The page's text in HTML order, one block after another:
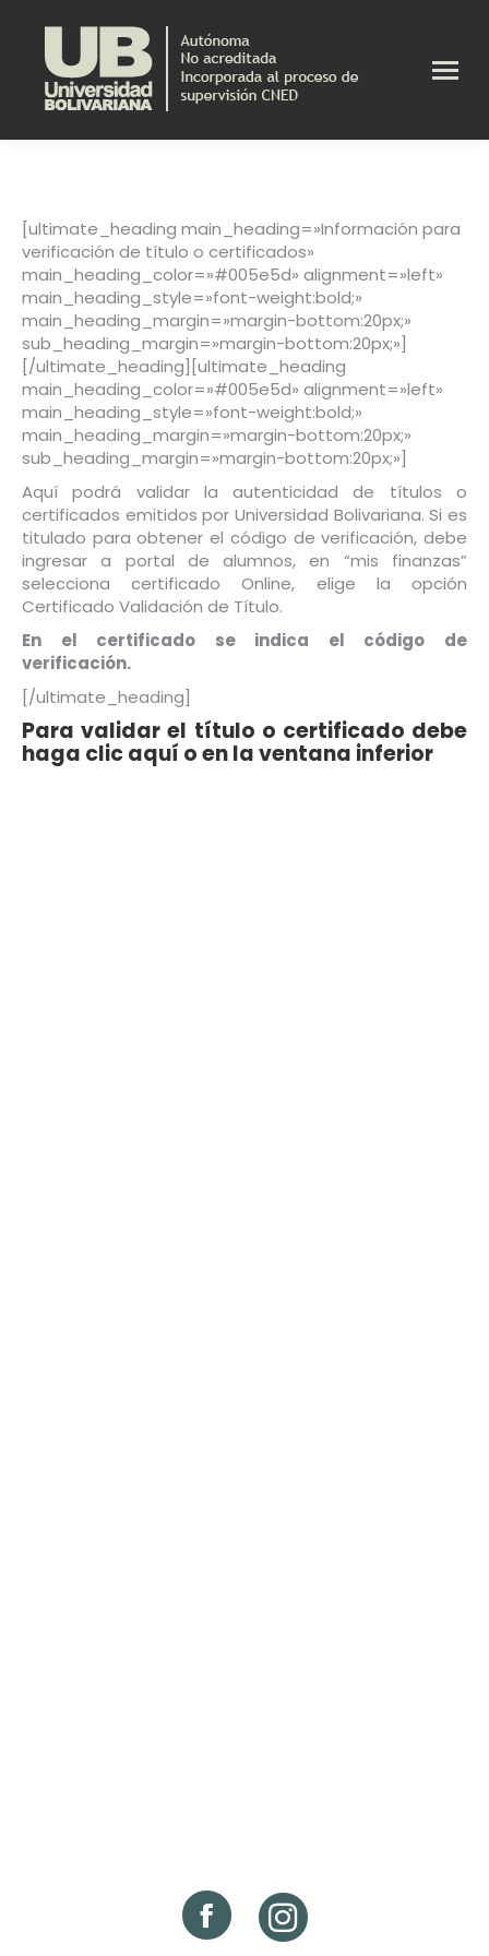
[ultimate_heading main_heading=»Información para
verificación de título o certificados»
main_heading_color=»#005e5d» alignment=»left»
main_heading_style=»font-weight:bold;»
main_heading_margin=»margin-bottom:20px;»
sub_heading_margin=»margin-bottom:20px;»]
[/ultimate_heading][ultimate_heading
main_heading_color=»#005e5d» alignment=»left»
main_heading_style=»font-weight:bold;»
main_heading_margin=»margin-bottom:20px;»
sub_heading_margin=»margin-bottom:20px;»]
Aquí podrá validar la autenticidad de títulos o
certificados emitidos por Universidad Bolivariana. Si es
titulado para obtener el código de verificación, debe
ingresar a portal de alumnos, en “mis finanzas”
selecciona certificado Online, elige la opción
Certificado Validación de Título.
En el certificado se indica el código de
verificación.
[/ultimate_heading]
Para validar el título o certificado debe
haga clicaquí o en la ventana inferior